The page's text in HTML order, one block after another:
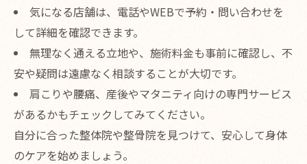
気になる店舗は、電話やWEBで予約・問い合わせを
して詳細を確認できます。
無理なく通える立地や、施術料金も事前に確認し、不
安や疑問は遠慮なく相談することが大切です。
肩こりや腰痛、産後やマタニティ向けの専門サービス
があるかもチェックしてみてください。
自分に合った整体院や整骨院を見つけて、安心して身体
のケアを始めましょう。